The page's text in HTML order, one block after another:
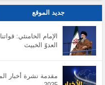
جديد الموقع
الإمام الخامنئي:
العدوّ الخبيث